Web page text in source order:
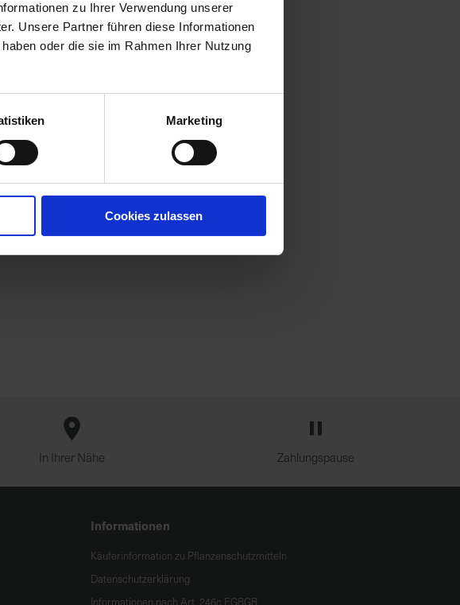
zu Ihrer Verwendung unserer
Unsere Partner führen diese Informationen
oder die sie im Rahmen Ihrer Nutzung
Marketing
Cookies zulassen
In Ihrer Nähe Zahlungspause
Informationen
Käuferinformation zu Pflanzenschutzmitteln
Datenschutzerklärung
Informationen nach Art. 246c EGBGB